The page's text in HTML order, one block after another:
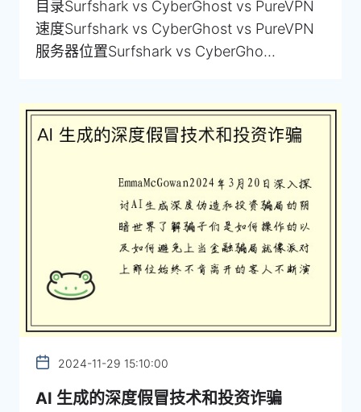
目录Surfshark vs CyberGhost vs PureVPN
速度Surfshark vs CyberGhost vs PureVPN
服务器位置Surfshark vs CyberGho...
2024-11-29 15:10:00
AI 生成的深度假冒技术和投资诈骗